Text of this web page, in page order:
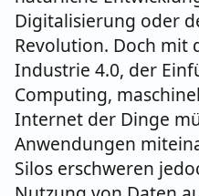
Digitalisierung oder
Revolution. Doch mit
Industrie 4.0, der
Computing,
Internet der Dinge
Anwendungen
Silos erschweren